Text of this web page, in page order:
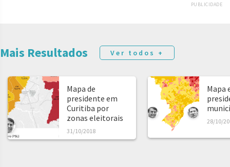
PUBLICIDADE
Mais Resultados Ver todos +
Mapa de
presidente em
Curitiba por
zonas eleitorais
31/10/2018
Mapa
28/10/